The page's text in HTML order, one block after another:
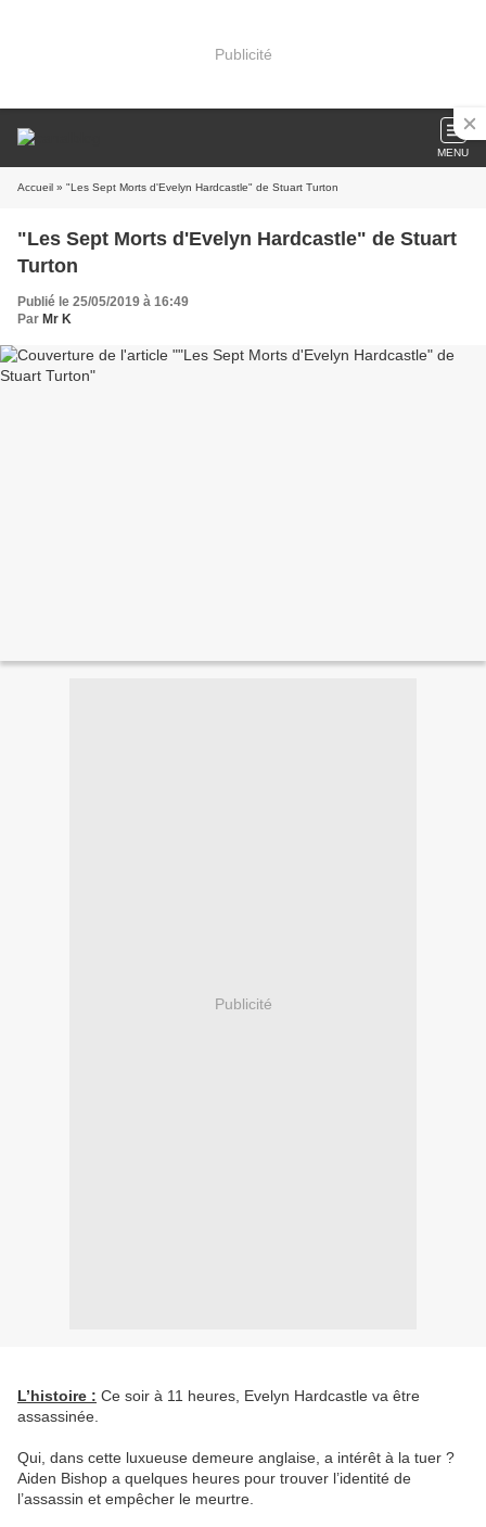
Publicité
MENU
Accueil » "Les Sept Morts d'Evelyn Hardcastle" de Stuart Turton
"Les Sept Morts d'Evelyn Hardcastle" de Stuart
Turton
Publié le 25/05/2019 à 16:49
Par Mr K
Publicité
L’histoire : Ce soir à 11 heures, Evelyn Hardcastle va être
assassinée.
Qui, dans cette luxueuse demeure anglaise, a intérêt à la tuer ?
Aiden Bishop a quelques heures pour trouver l’identité de
l’assassin et empêcher le meurtre.